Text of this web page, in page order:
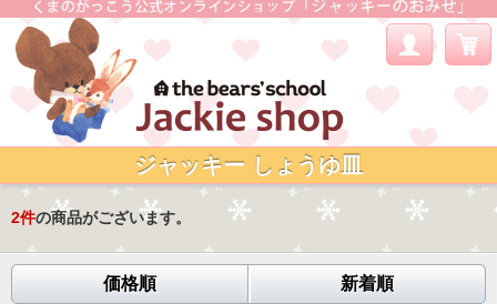
ジャッキー しょうゆ皿
2件の商品がございます。
価格順 新着順